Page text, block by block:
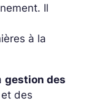
Il
à la
gestion des
et des